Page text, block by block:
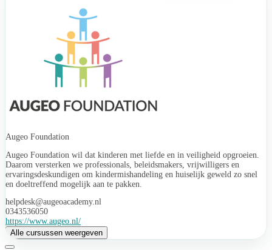
Augeo Foundation
Augeo Foundation wil dat kinderen met liefde en in veiligheid opgroeien.
Daarom versterken we professionals, beleidsmakers, vrijwilligers en
ervaringsdeskundigen om kindermishandeling en huiselijk geweld zo snel
en doeltreffend mogelijk aan te pakken.
helpdesk@augeoacademy.nl
0343536050
https://www.augeo.nl/
Alle cursussen weergeven